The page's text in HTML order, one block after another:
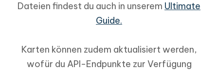
Dateien findest du auch in unserem Ultimate
Guide.
Karten können zudem aktualisiert werden,
wofür du API-Endpunkte zur Verfügung